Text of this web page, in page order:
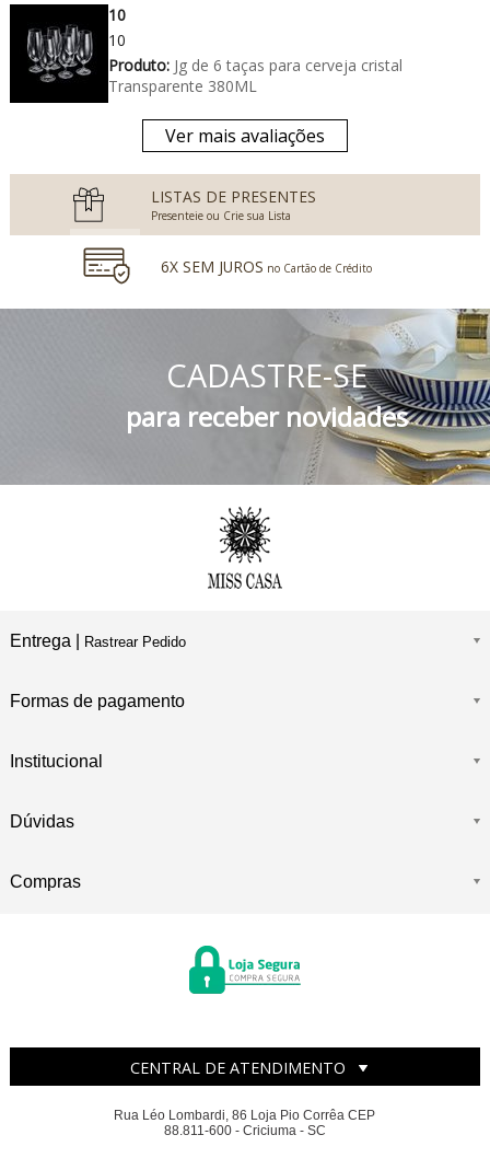
10
10
Produto:Jg de 6 taças para cerveja cristal
Transparente 380ML
Ver mais avaliações
LISTAS DE PRESENTES
Presenteie ou Crie sua Lista
6X SEM JUROS no Cartão de Crédito
no Boleto Bancário e PIX
FRETE GRÁTIS Consulte o Regulamento
CADASTRE-SE
para receber novidades
Entrega | Rastrear Pedido
Formas de pagamento
Institucional
Dúvidas
Compras
CENTRAL DE ATENDIMENTO
Rua Léo Lombardi, 86 Loja Pio Corrêa CEP
88.811-600 - Criciuma - SC